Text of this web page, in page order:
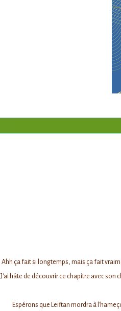
Ahh ça fait si longtemps, mais ça fait
J'ai hâte de découvrir ce chapitre avec son
Espérons que Leiftan mordra à